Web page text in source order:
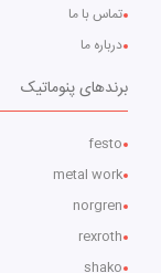
تماس با ما
درباره ما
برندهای پنوماتیک
festo
metal work
norgren
rexroth
shako